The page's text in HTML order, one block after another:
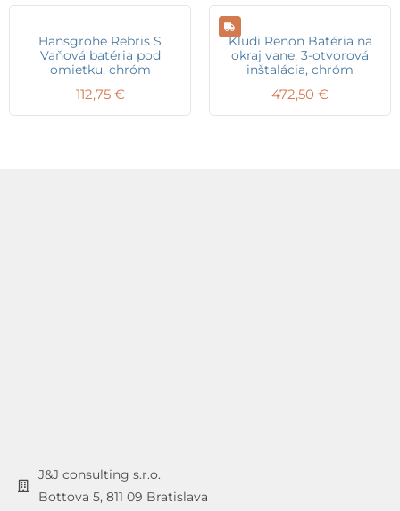
Hansgrohe Rebris S
Vaňová batéria pod
omietku, chróm
112,75 €
Kludi Renon Batéria na
okraj vane, 3-otvorová
inštalácia, chróm
472,50 €
J&J consulting s.r.o.
Bottova 5, 811 09 Bratislava